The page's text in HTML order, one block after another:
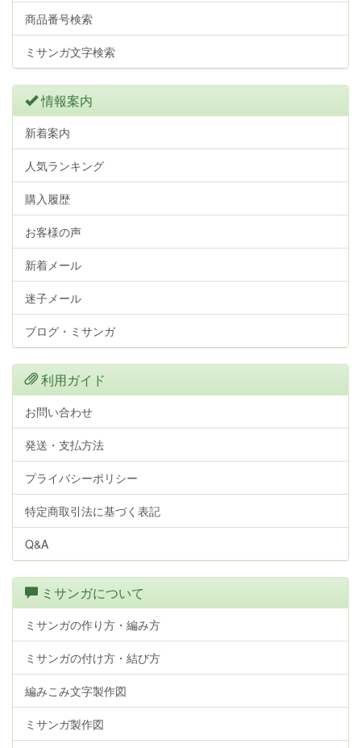
商品番号検索
ミサンガ文字検索
情報案内
新着案内
人気ランキング
購入履歴
お客様の声
新着メール
迷子メール
ブログ・ミサンガ
利用ガイド
お問い合わせ
発送・支払方法
プライバシーポリシー
特定商取引法に基づく表記
Q&A
ミサンガについて
ミサンガの作り方・編み方
ミサンガの付け方・結び方
編みこみ文字製作図
ミサンガ製作図